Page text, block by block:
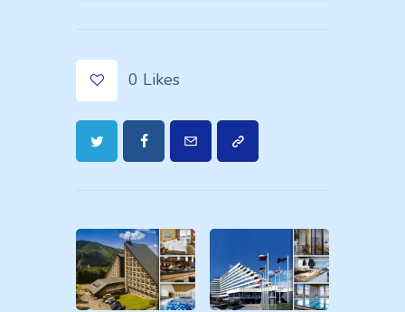
0 Likes
Navigace
pro
příspěvek